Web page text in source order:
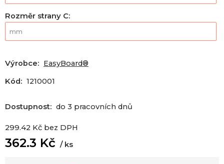
Rozměr strany C:
Výrobce: EasyBoard®
Kód: 1210001
Dostupnost: do 3 pracovních dnů
299.42 Kč bez DPH
362.3 Kč ks